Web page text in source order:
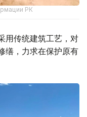
РК
用传统建筑工艺，对
缮，力求在保护原有